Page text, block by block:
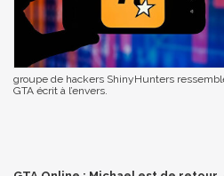
groupe de hackers ShinyHunters
GTA écrit à l’envers.